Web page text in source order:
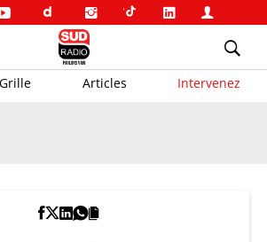
Grille Articles Intervenez